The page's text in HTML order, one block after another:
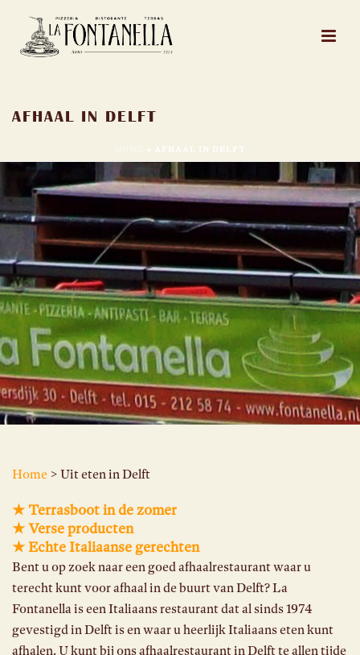
AFHAAL IN DELFT
» AFHAAL IN DELFT
Home > Uit eten in Delft
★ Terrasboot in de zomer
★ Verse producten
★ Echte Italiaanse gerechten
Bent u op zoek naar een goed afhaalrestaurant waar u
terecht kunt voor afhaal in de buurt van Delft? La
Fontanella is een Italiaans restaurant dat al sinds 1974
gevestigd in Delft is en waar u heerlijk Italiaans eten kunt
afhalen. U kunt bij ons afhaalrestaurant in Delft te allen tijde